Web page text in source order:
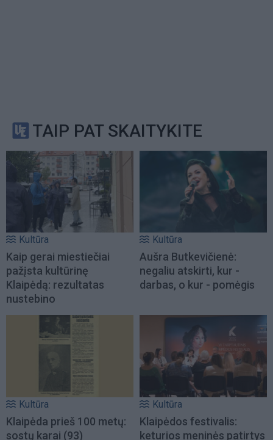
TAIP PAT SKAITYKITE
Kultūra
Kaip gerai miestiečiai
pažįsta kultūrinę
Klaipėdą: rezultatas
nustebino
Kultūra
Aušra Butkevičienė:
negaliu atskirti, kur -
darbas, o kur - pomėgis
Kultūra
Klaipėda prieš 100 metų:
sostų karai (93)
Kultūra
Klaipėdos festivalis:
keturios meninės patirtys